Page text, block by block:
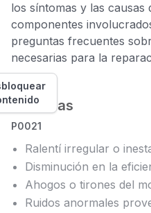
los síntomas y las causas
componentes
preguntas frecuentes
necesarias para la
Síntomas
P0021
Ralentí irregular o
Disminución en la
Ahogos o tirones del
Ruidos anormales